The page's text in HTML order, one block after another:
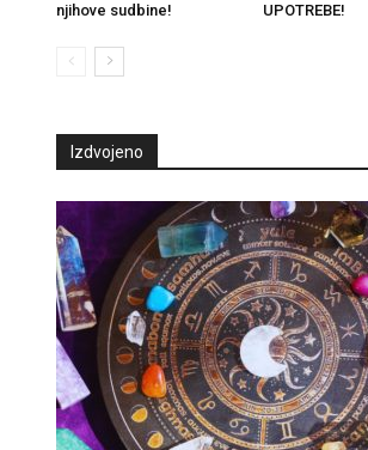
njihove sudbine!
UPOTREBE!
Izdvojeno